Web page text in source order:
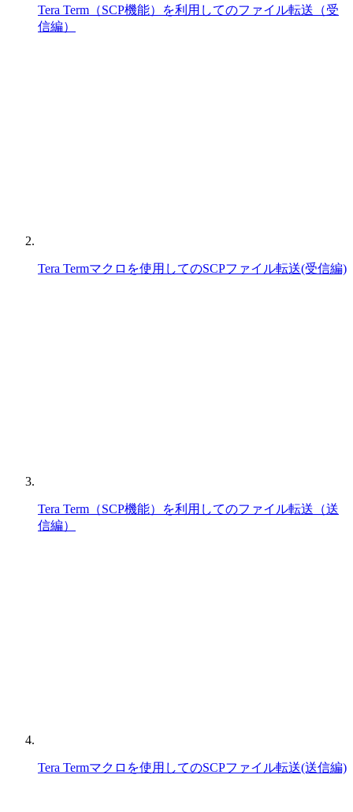
Tera Term（SCP機能）を利用してのファイル転送（受
信編）
Tera Termマクロを使用してのSCPファイル転送(受信編)
Tera Term（SCP機能）を利用してのファイル転送（送
信編）
Tera Termマクロを使用してのSCPファイル転送(送信編)